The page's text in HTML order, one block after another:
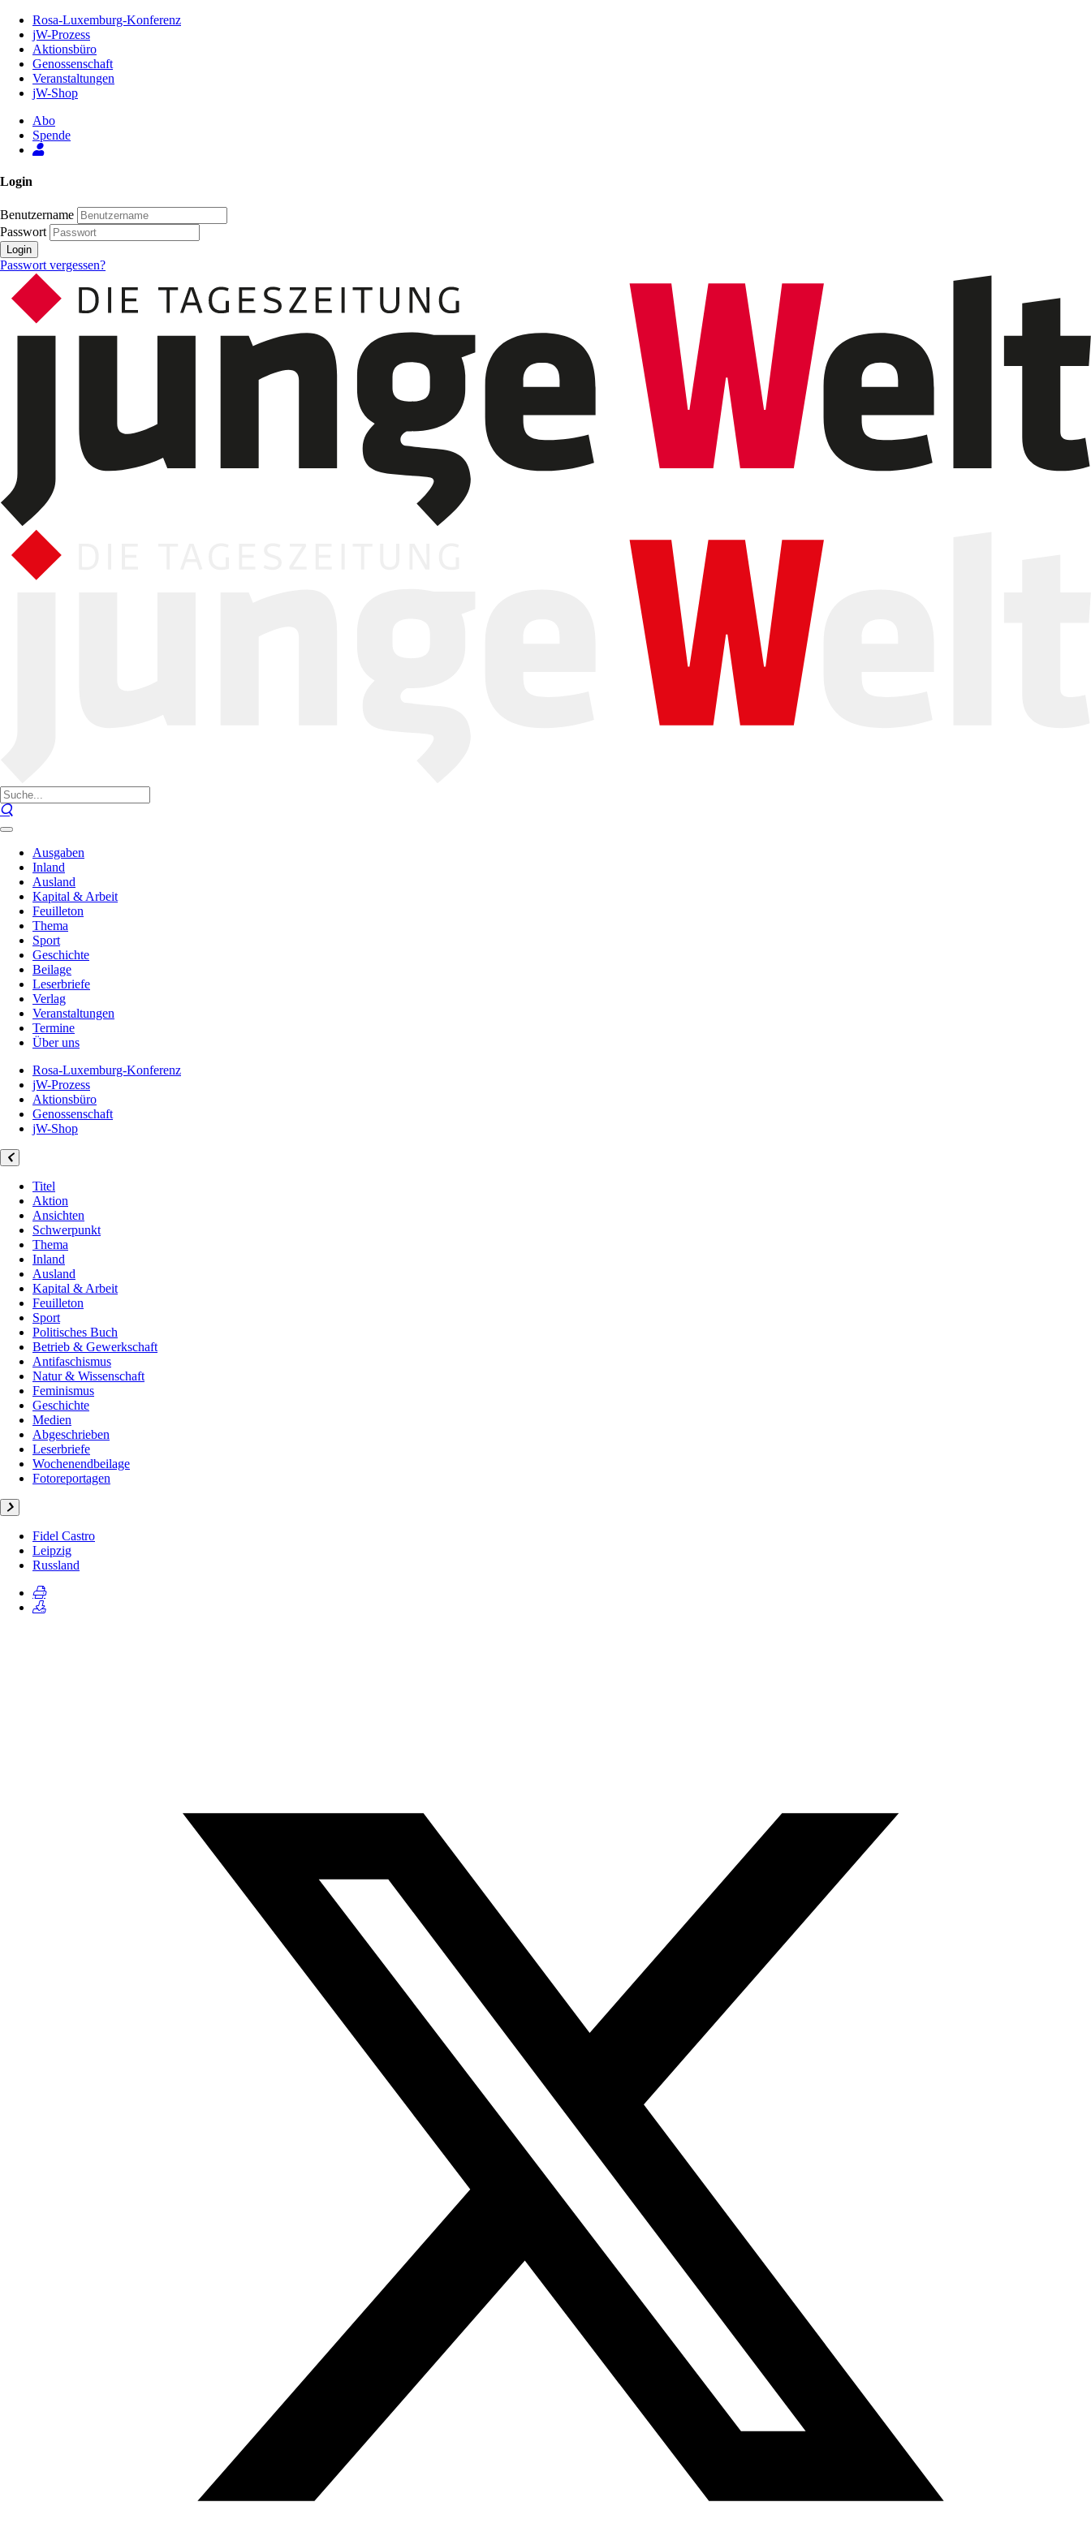
Inhalt
Seite
Rosa-Luxemburg-Konferenz
jW-Prozess
Aktionsbüro
Genossenschaft
Veranstaltungen
jW-Shop
Abo
Spende
Login
Benutzername
Passwort
Login
Passwort vergessen?
Ausgaben
Inland
Ausland
Kapital & Arbeit
Feuilleton
Thema
Sport
Geschichte
Beilage
Leserbriefe
Verlag
Veranstaltungen
Termine
Über uns
Rosa-Luxemburg-Konferenz
jW-Prozess
Aktionsbüro
Genossenschaft
jW-Shop
Titel
Aktion
Ansichten
Schwerpunkt
Thema
Inland
Ausland
Kapital & Arbeit
Feuilleton
Sport
Politisches Buch
Betrieb & Gewerkschaft
Antifaschismus
Natur & Wissenschaft
Feminismus
Geschichte
Medien
Abgeschrieben
Leserbriefe
Wochenendbeilage
Fotoreportagen
Fidel Castro
Leipzig
Russland